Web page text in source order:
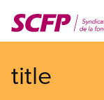
au
contenu
title